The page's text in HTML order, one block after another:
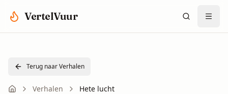
VertelVuur
Terug naar Verhalen
Verhalen Hete lucht